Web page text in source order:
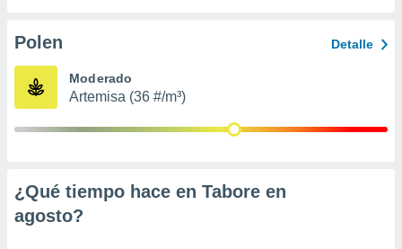
e
mediante
de
Polen Detalle
Moderado
Artemisa (36 #/m³)
¿Qué tiempo hace en Tabore en
agosto?